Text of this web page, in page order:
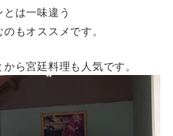
は一味違う
もオススメです。
ら宮廷料理も人気です。